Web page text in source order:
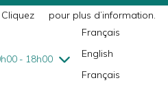
pour plus d’information.
- 18h00
10h00 - 18h00
10h00 - 21h00
Français
English
Français